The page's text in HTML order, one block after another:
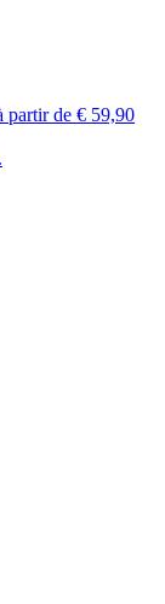
partir de € 59,90